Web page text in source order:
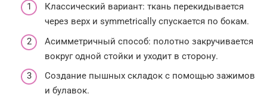
Классический вариант: ткань перекидывается
через верх и symmetrically спускается по бокам.
Асимметричный способ: полотно закручивается
вокруг одной стойки и уходит в сторону.
Создание пышных складок с помощью зажимов
и булавок.